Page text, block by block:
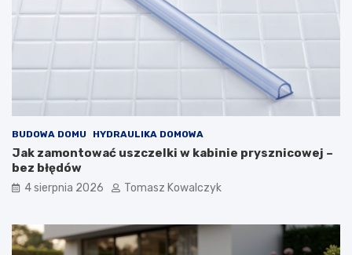
BUDOWA DOMU HYDRAULIKA DOMOWA
Jak zamontować uszczelki w kabinie prysznicowej –
bez błędów
4 sierpnia 2026 Tomasz Kowalczyk